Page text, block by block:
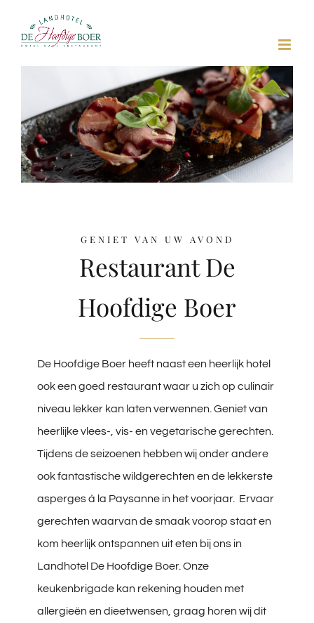
GENIET VAN UW AVOND
Restaurant De
Hoofdige Boer
De Hoofdige Boer heeft naast een heerlijk hotel
ook een goed restaurant waar u zich op culinair
niveau lekker kan laten verwennen. Geniet van
heerlijke vlees-, vis- en vegetarische gerechten.
Tijdens de seizoenen hebben wij onder andere
ook fantastische wildgerechten en de lekkerste
asperges à la Paysanne in het voorjaar. Ervaar
gerechten waarvan de smaak voorop staat en
kom heerlijk ontspannen uit eten bij ons in
Landhotel De Hoofdige Boer. Onze
keukenbrigade kan rekening houden met
allergieën en dieetwensen, graag horen wij dit